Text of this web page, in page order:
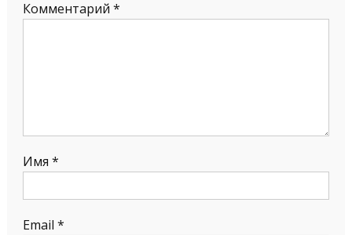
Комментарий *
Имя *
Email *